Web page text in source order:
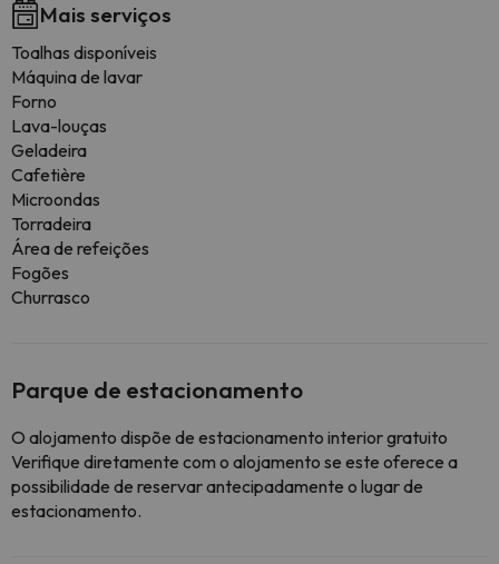
Mais serviços
Toalhas disponíveis
Máquina de lavar
Forno
Lava-louças
Geladeira
Cafetière
Microondas
Torradeira
Área de refeições
Fogões
Churrasco
Parque de estacionamento
O alojamento dispõe de estacionamento interior gratuito
Verifique diretamente com o alojamento se este oferece a
possibilidade de reservar antecipadamente o lugar de
estacionamento.